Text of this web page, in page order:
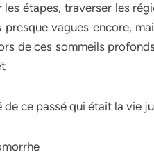
étapes, traverser les
vagues encore,
de ces sommeils
ce passé qui était la vie